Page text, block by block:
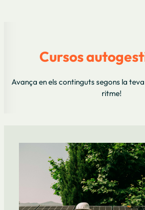
Cursos
Avança en els continguts segons la
ritme!